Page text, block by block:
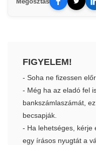
FIGYELEM!
- Soha ne fizessen
- Még ha az eladó fel
bankszámlaszámát,
becsapják.
- Ha lehetséges, kérje
egy írásos nyugtát a